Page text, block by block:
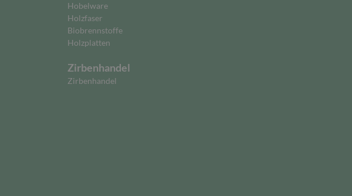
Hobelware
Holzfaser
Biobrennstoffe
Holzplatten
Zirbenhandel
Zirbenhandel